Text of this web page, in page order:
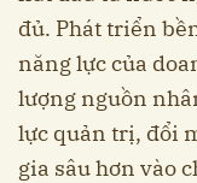
đủ. Phát triển
năng lực của
lượng nguồn
lực quản trị, đổi
gia sâu hơn vào